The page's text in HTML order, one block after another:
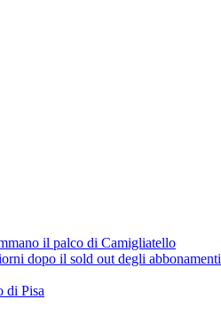
il palco di Camigliatello
dopo il sold out degli abbonamenti
di Pisa